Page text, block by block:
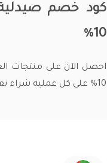
10%
احصل الآن على منتجات
10% على كل عملية شراء تقوم بها من خلال الصيدلية، وذلك عند تفعيلك لـ كود خصم صيدلية كنوز.